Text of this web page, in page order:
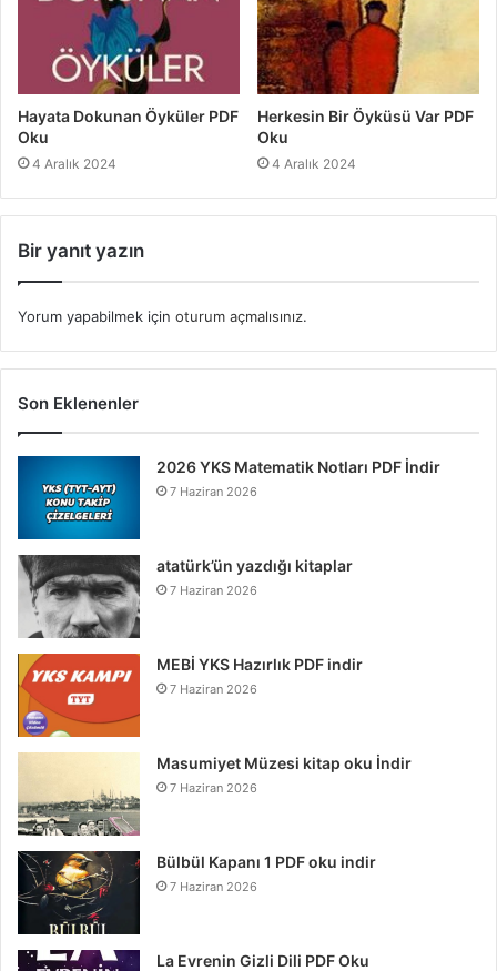
Hayata Dokunan Öyküler PDF
Oku
4 Aralık 2024
Herkesin Bir Öyküsü Var PDF
Oku
4 Aralık 2024
Bir yanıt yazın
Yorum yapabilmek için oturum açmalısınız.
Son Eklenenler
2026 YKS Matematik Notları PDF İndir
7 Haziran 2026
atatürk’ün yazdığı kitaplar
7 Haziran 2026
MEBİ YKS Hazırlık PDF indir
7 Haziran 2026
Masumiyet Müzesi kitap oku İndir
7 Haziran 2026
Bülbül Kapanı 1 PDF oku indir
7 Haziran 2026
La Evrenin Gizli Dili PDF Oku